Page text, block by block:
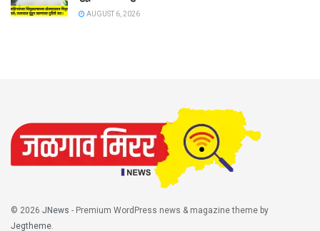
AUGUST 6, 2026
© 2026 JNews - Premium WordPress news & magazine theme by
Jegtheme